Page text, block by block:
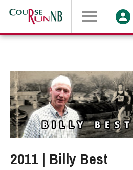
2011 | Billy Best